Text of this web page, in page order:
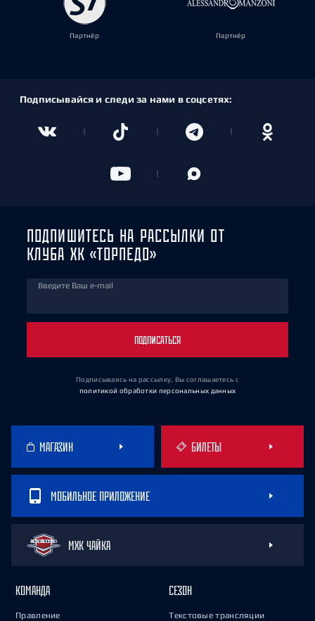
Партнёр Партнёр
Подписывайся и следи за нами в соцсетях:
ПОДПИШИТЕСЬ НА РАССЫЛКИ ОТ
КЛУБА ХК «ТОРПЕДО»
Введите Ваш e-mail
ПОДПИСАТЬСЯ
Подписываясь на рассылку, Вы соглашаетесь с
политикой обработки персональных данных
МАГАЗИН БИЛЕТЫ
МОБИЛЬНОЕ ПРИЛОЖЕНИЕ
МХК ЧАЙКА
КОМАНДА
Правление
СЕЗОН
Текстовые трансляции